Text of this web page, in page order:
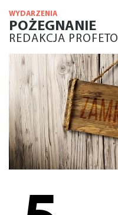
WYDARZENIA
POŻEGNANIE
REDAKCJA PROFETO